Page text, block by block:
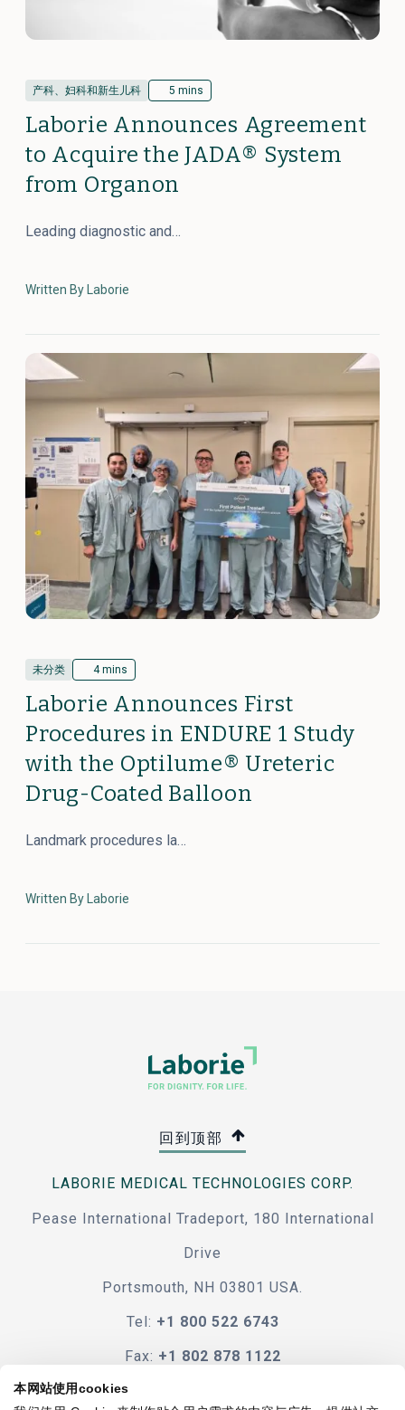
本网站使用cookies
产科、妇科和新生儿科 5 mins
Laborie Announces Agreement
to Acquire the JADA® System
from Organon
Leading diagnostic and…
Written By Laborie
未分类 4 mins
Laborie Announces First
Procedures in ENDURE 1 Study
with the Optilume® Ureteric
Drug-Coated Balloon
Landmark procedures la…
Written By Laborie
回到顶部
LABORIE MEDICAL TECHNOLOGIES CORP.
Pease International Tradeport, 180 International
Drive
Portsmouth, NH 03801 USA.
Tel: +1 800 522 6743
Fax: +1 802 878 1122